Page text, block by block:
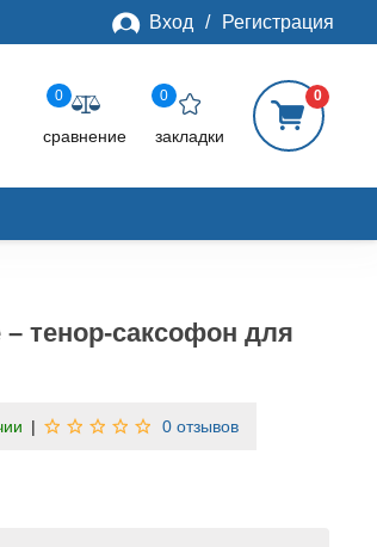
Вход / Регистрация
0
сравнение
0
закладки
0
– тенор-саксофон для
0 отзывов